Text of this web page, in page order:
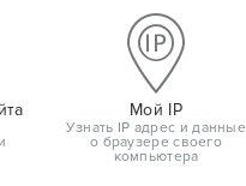
Мой IP
Узнать IP адрес и данные
о браузере своего
компьютера